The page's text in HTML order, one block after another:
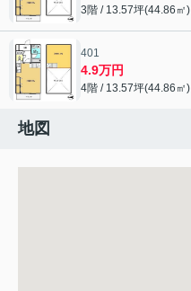
3階 / 13.57坪(44.86㎡)
401
4.9万円
4階 / 13.57坪(44.86㎡)
地図